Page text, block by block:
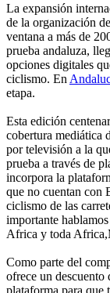
La expansión
de la organización
ventana a más de
prueba andaluza,
opciones digitales
ciclismo. En
etapa.
Esta edición
cobertura mediática
por televisión a la
prueba a través de
incorpora la
que no cuentan con
ciclismo de las
importante
Africa y toda
Como parte del
ofrece un descuento
plataforma para que